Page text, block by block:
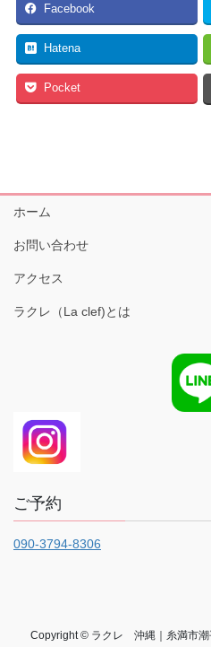
Facebook
Hatena
Pocket
ホーム
お問い合わせ
アクセス
ラクレ（La clef)とは
ご予約
090-3794-8306
Copyright © ラクレ 沖縄｜糸満市潮